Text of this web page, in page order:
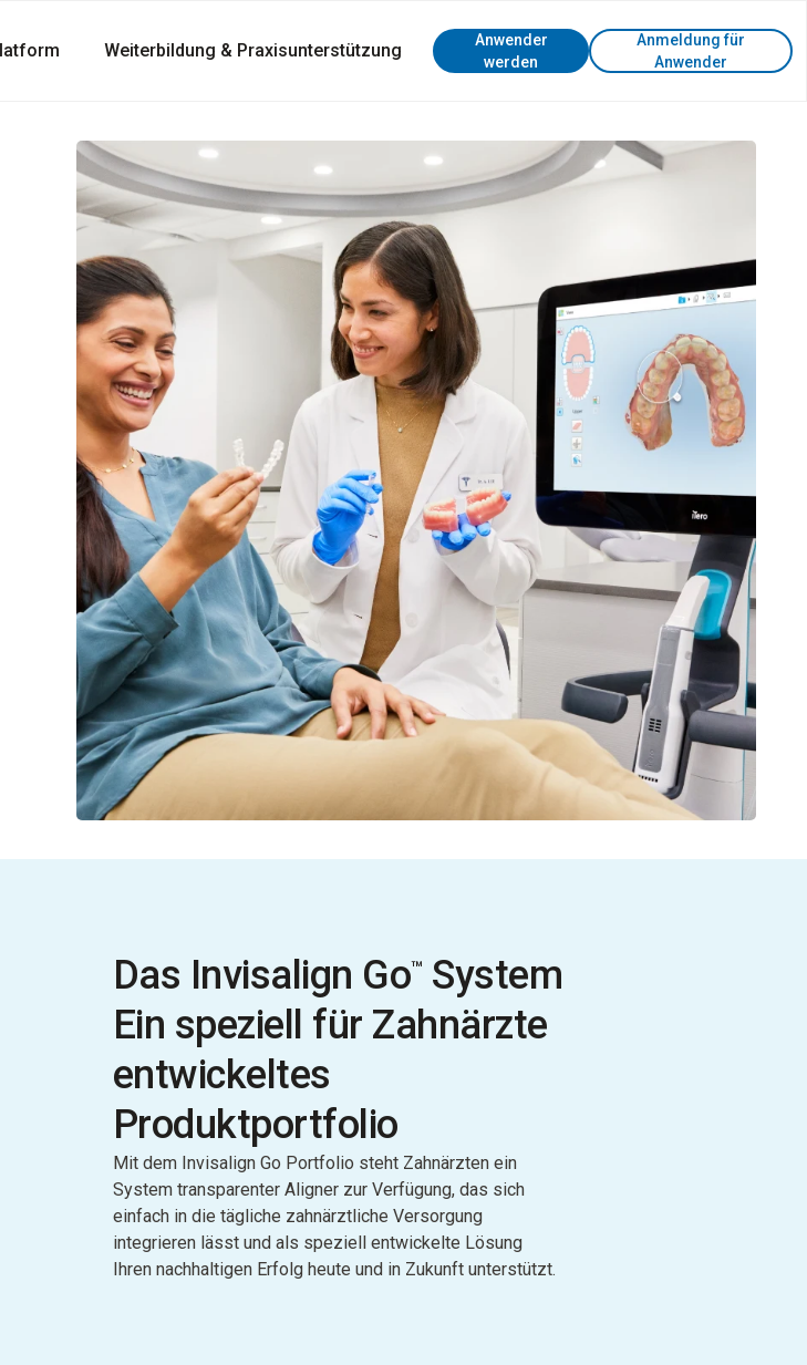
Weiterbildung & Praxisunterstützung
Anwender
werden
Anmeldung für
Anwender
Das Invisalign Go™ System
Ein speziell für Zahnärzte
entwickeltes
Produktportfolio
Mit dem Invisalign Go Portfolio steht Zahnärzten ein
System transparenter Aligner zur Verfügung, das sich
einfach in die tägliche zahnärztliche Versorgung
integrieren lässt und als speziell entwickelte Lösung
Ihren nachhaltigen Erfolg heute und in Zukunft unterstützt.